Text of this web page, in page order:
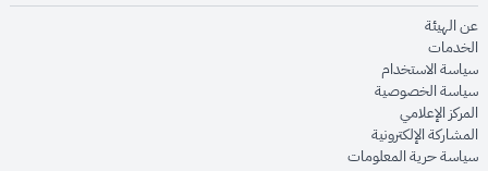
عن الهيئةopens in new window
الخدماتopens in new window
سياسة الاستخدام
سياسة الخصوصيةopens in new window
المركز الإعلاميopens in new window
المشاركة الإلكترونيةopens in new window
سياسة حرية المعلوماتopens in new window